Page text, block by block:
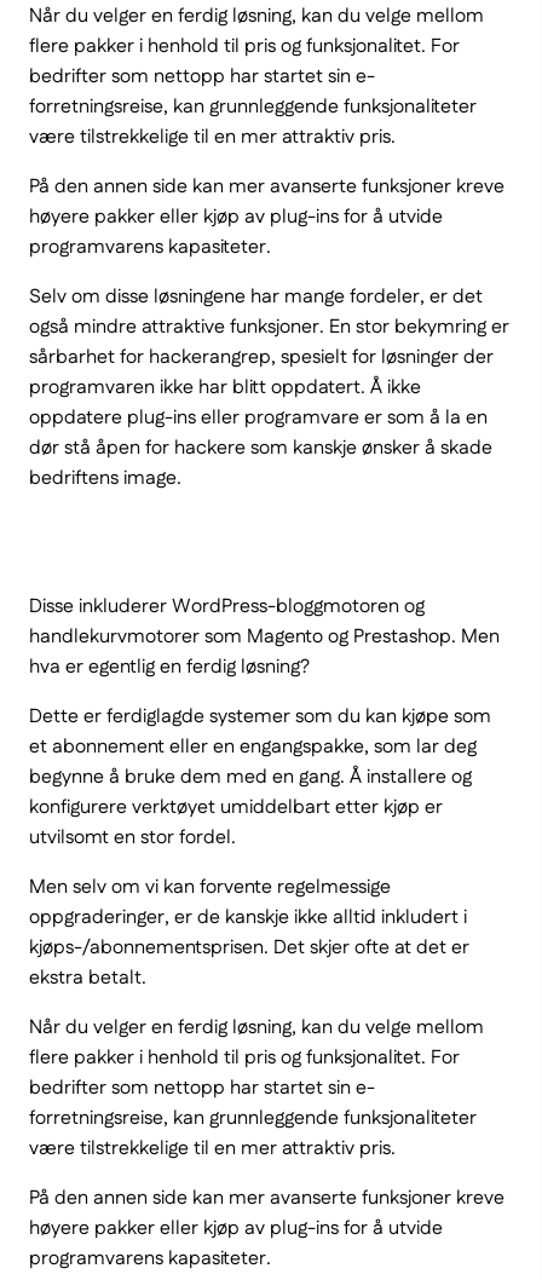
Når du velger en ferdig løsning, kan du velge mellom
flere pakker i henhold til pris og funksjonalitet. For
bedrifter som nettopp har startet sin e-
forretningsreise, kan grunnleggende funksjonaliteter
være tilstrekkelige til en mer attraktiv pris.
På den annen side kan mer avanserte funksjoner kreve
høyere pakker eller kjøp av plug-ins for å utvide
programvarens kapasiteter.
Selv om disse løsningene har mange fordeler, er det
også mindre attraktive funksjoner. En stor bekymring er
sårbarhet for hackerangrep, spesielt for løsninger der
programvaren ikke har blitt oppdatert. Å ikke
oppdatere plug-ins eller programvare er som å la en
dør stå åpen for hackere som kanskje ønsker å skade
bedriftens image.
Disse inkluderer WordPress-bloggmotoren og
handlekurvmotorer som Magento og Prestashop. Men
hva er egentlig en ferdig løsning?
Dette er ferdiglagde systemer som du kan kjøpe som
et abonnement eller en engangspakke, som lar deg
begynne å bruke dem med en gang. Å installere og
konfigurere verktøyet umiddelbart etter kjøp er
utvilsomt en stor fordel.
Men selv om vi kan forvente regelmessige
oppgraderinger, er de kanskje ikke alltid inkludert i
kjøps-/abonnementsprisen. Det skjer ofte at det er
ekstra betalt.
Når du velger en ferdig løsning, kan du velge mellom
flere pakker i henhold til pris og funksjonalitet. For
bedrifter som nettopp har startet sin e-
forretningsreise, kan grunnleggende funksjonaliteter
være tilstrekkelige til en mer attraktiv pris.
På den annen side kan mer avanserte funksjoner kreve
høyere pakker eller kjøp av plug-ins for å utvide
programvarens kapasiteter.